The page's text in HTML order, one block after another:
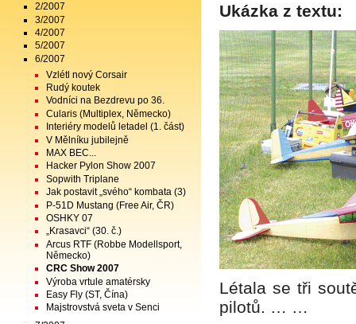
2/2007
3/2007
4/2007
5/2007
6/2007
Vzlétl nový Corsair
Rudý koutek
Vodníci na Bezdrevu po 36.
Cularis (Multiplex, Německo)
Interiéry modelů letadel (1. část)
V Mělníku jubilejně
MAX BEC...
Hacker Pylon Show 2007
Sopwith Triplane
Jak postavit „svého“ kombata (3)
P-51D Mustang (Free Air, ČR)
OSHKY 07
„Krasavci“ (30. č.)
Arcus RTF (Robbe Modellsport,
Německo)
CRC Show 2007
Výroba vrtule amatérsky
Easy Fly (ST, Čína)
Majstrovstvá sveta v Senci
Ukázka z textu:
Létala se tři
pilotů. … …